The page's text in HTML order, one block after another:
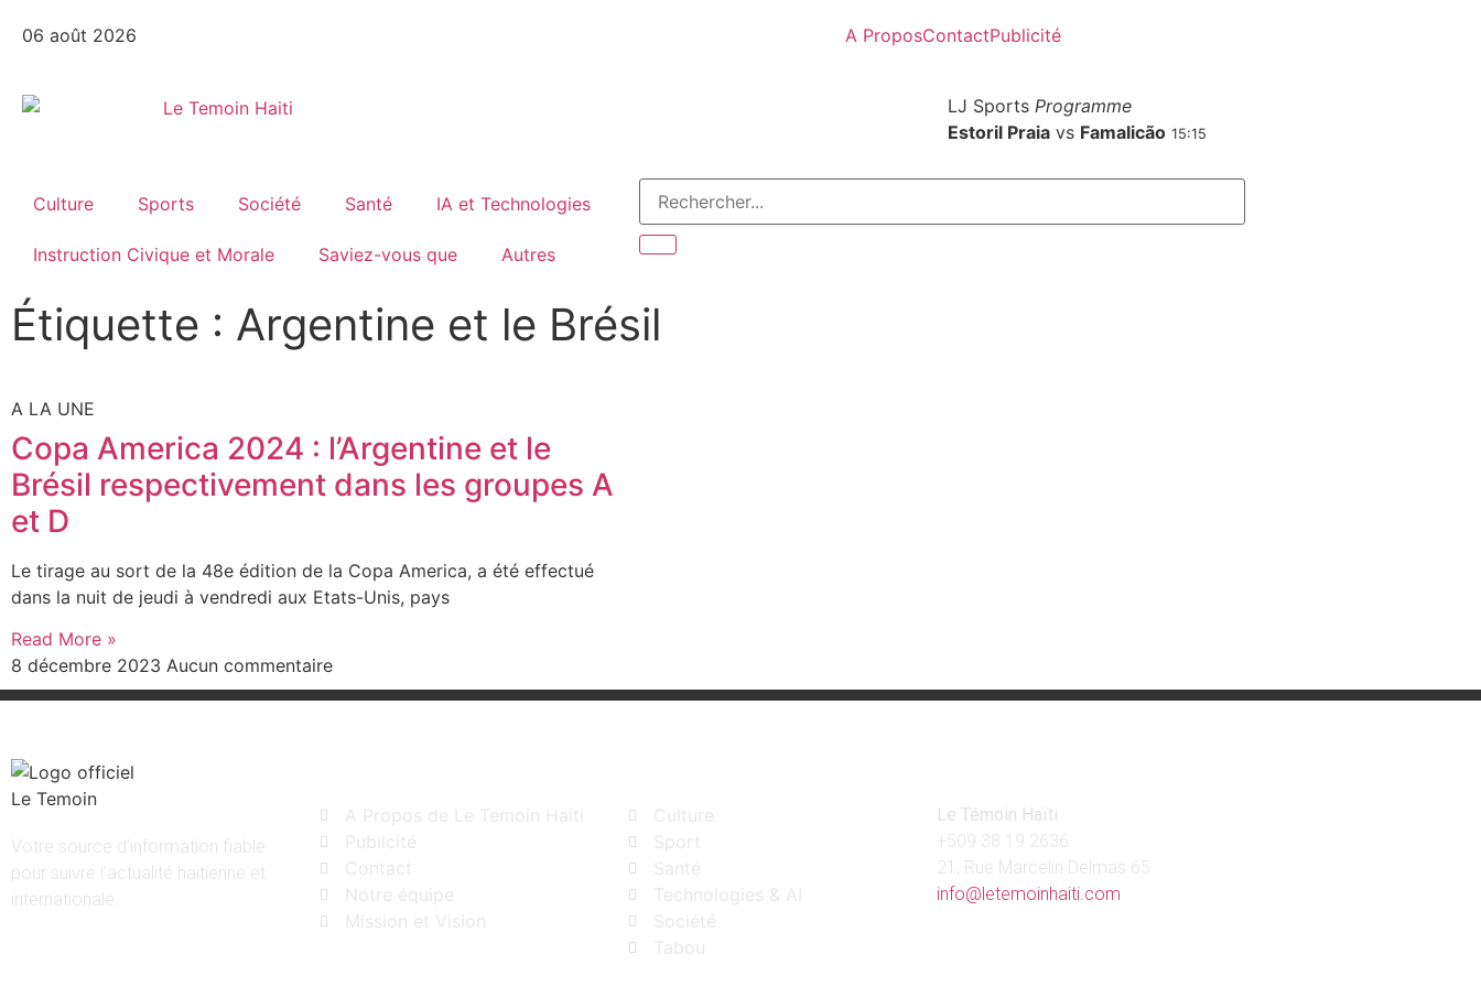
06 août 2026 A ProposContactPublicité
LJ Sports Programme
Estoril Praia vs Famalicão 15:15
Culture Sports Société Santé IA et Technologies
Instruction Civique et Morale Saviez-vous que Autres
Étiquette : Argentine et le Brésil
A LA UNE
Copa America 2024 : l’Argentine et le
Brésil respectivement dans les groupes A
et D
Le tirage au sort de la 48e édition de la Copa America, a été effectué
dans la nuit de jeudi à vendredi aux Etats-Unis, pays
Read More »
8 décembre 2023 Aucun commentaire
Votre source d’information fiable
pour suivre l’actualité haïtienne et
internationale.
A Propos de Le Temoin Haiti
Pubilcité
Contact
Notre équipe
Mission et Vision
Culture
Sport
Santé
Technologies & AI
Société
Tabou
Le Témoin Haïti
+509 38 19 2636
21, Rue Marcelin Delmas 65
info@letemoinhaiti.com